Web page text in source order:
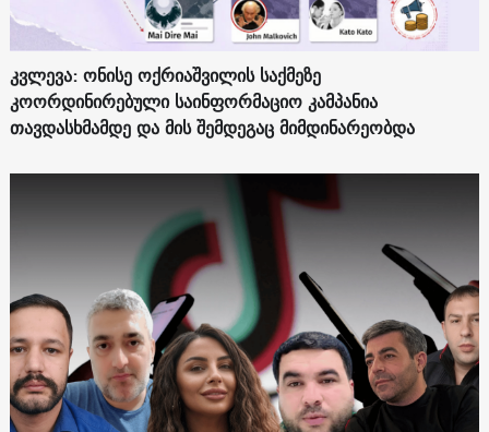
კვლევა: ონისე ოქრიაშვილის საქმეზე
კოორდინირებული საინფორმაციო კამპანია
თავდასხმამდე და მის შემდეგაც მიმდინარეობდა